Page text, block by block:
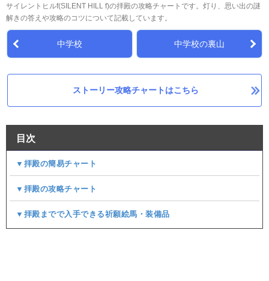
サイレントヒルf(SILENT HILL f)の拝殿の攻略チャートです。灯り、思い出の謎
解きの答えや攻略のコツについて記載しています。
中学校 中学校の裏山
ストーリー攻略チャートはこちら
目次
▼拝殿の簡易チャート
▼拝殿の攻略チャート
▼拝殿までで入手できる祈願絵馬・装備品